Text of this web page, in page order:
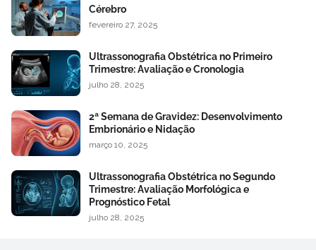
Cérebro
fevereiro 27, 2025
Ultrassonografia Obstétrica no Primeiro
Trimestre: Avaliação e Cronologia
julho 28, 2025
2ª Semana de Gravidez: Desenvolvimento
Embrionário e Nidação
março 10, 2025
Ultrassonografia Obstétrica no Segundo
Trimestre: Avaliação Morfológica e
Prognóstico Fetal
julho 28, 2025